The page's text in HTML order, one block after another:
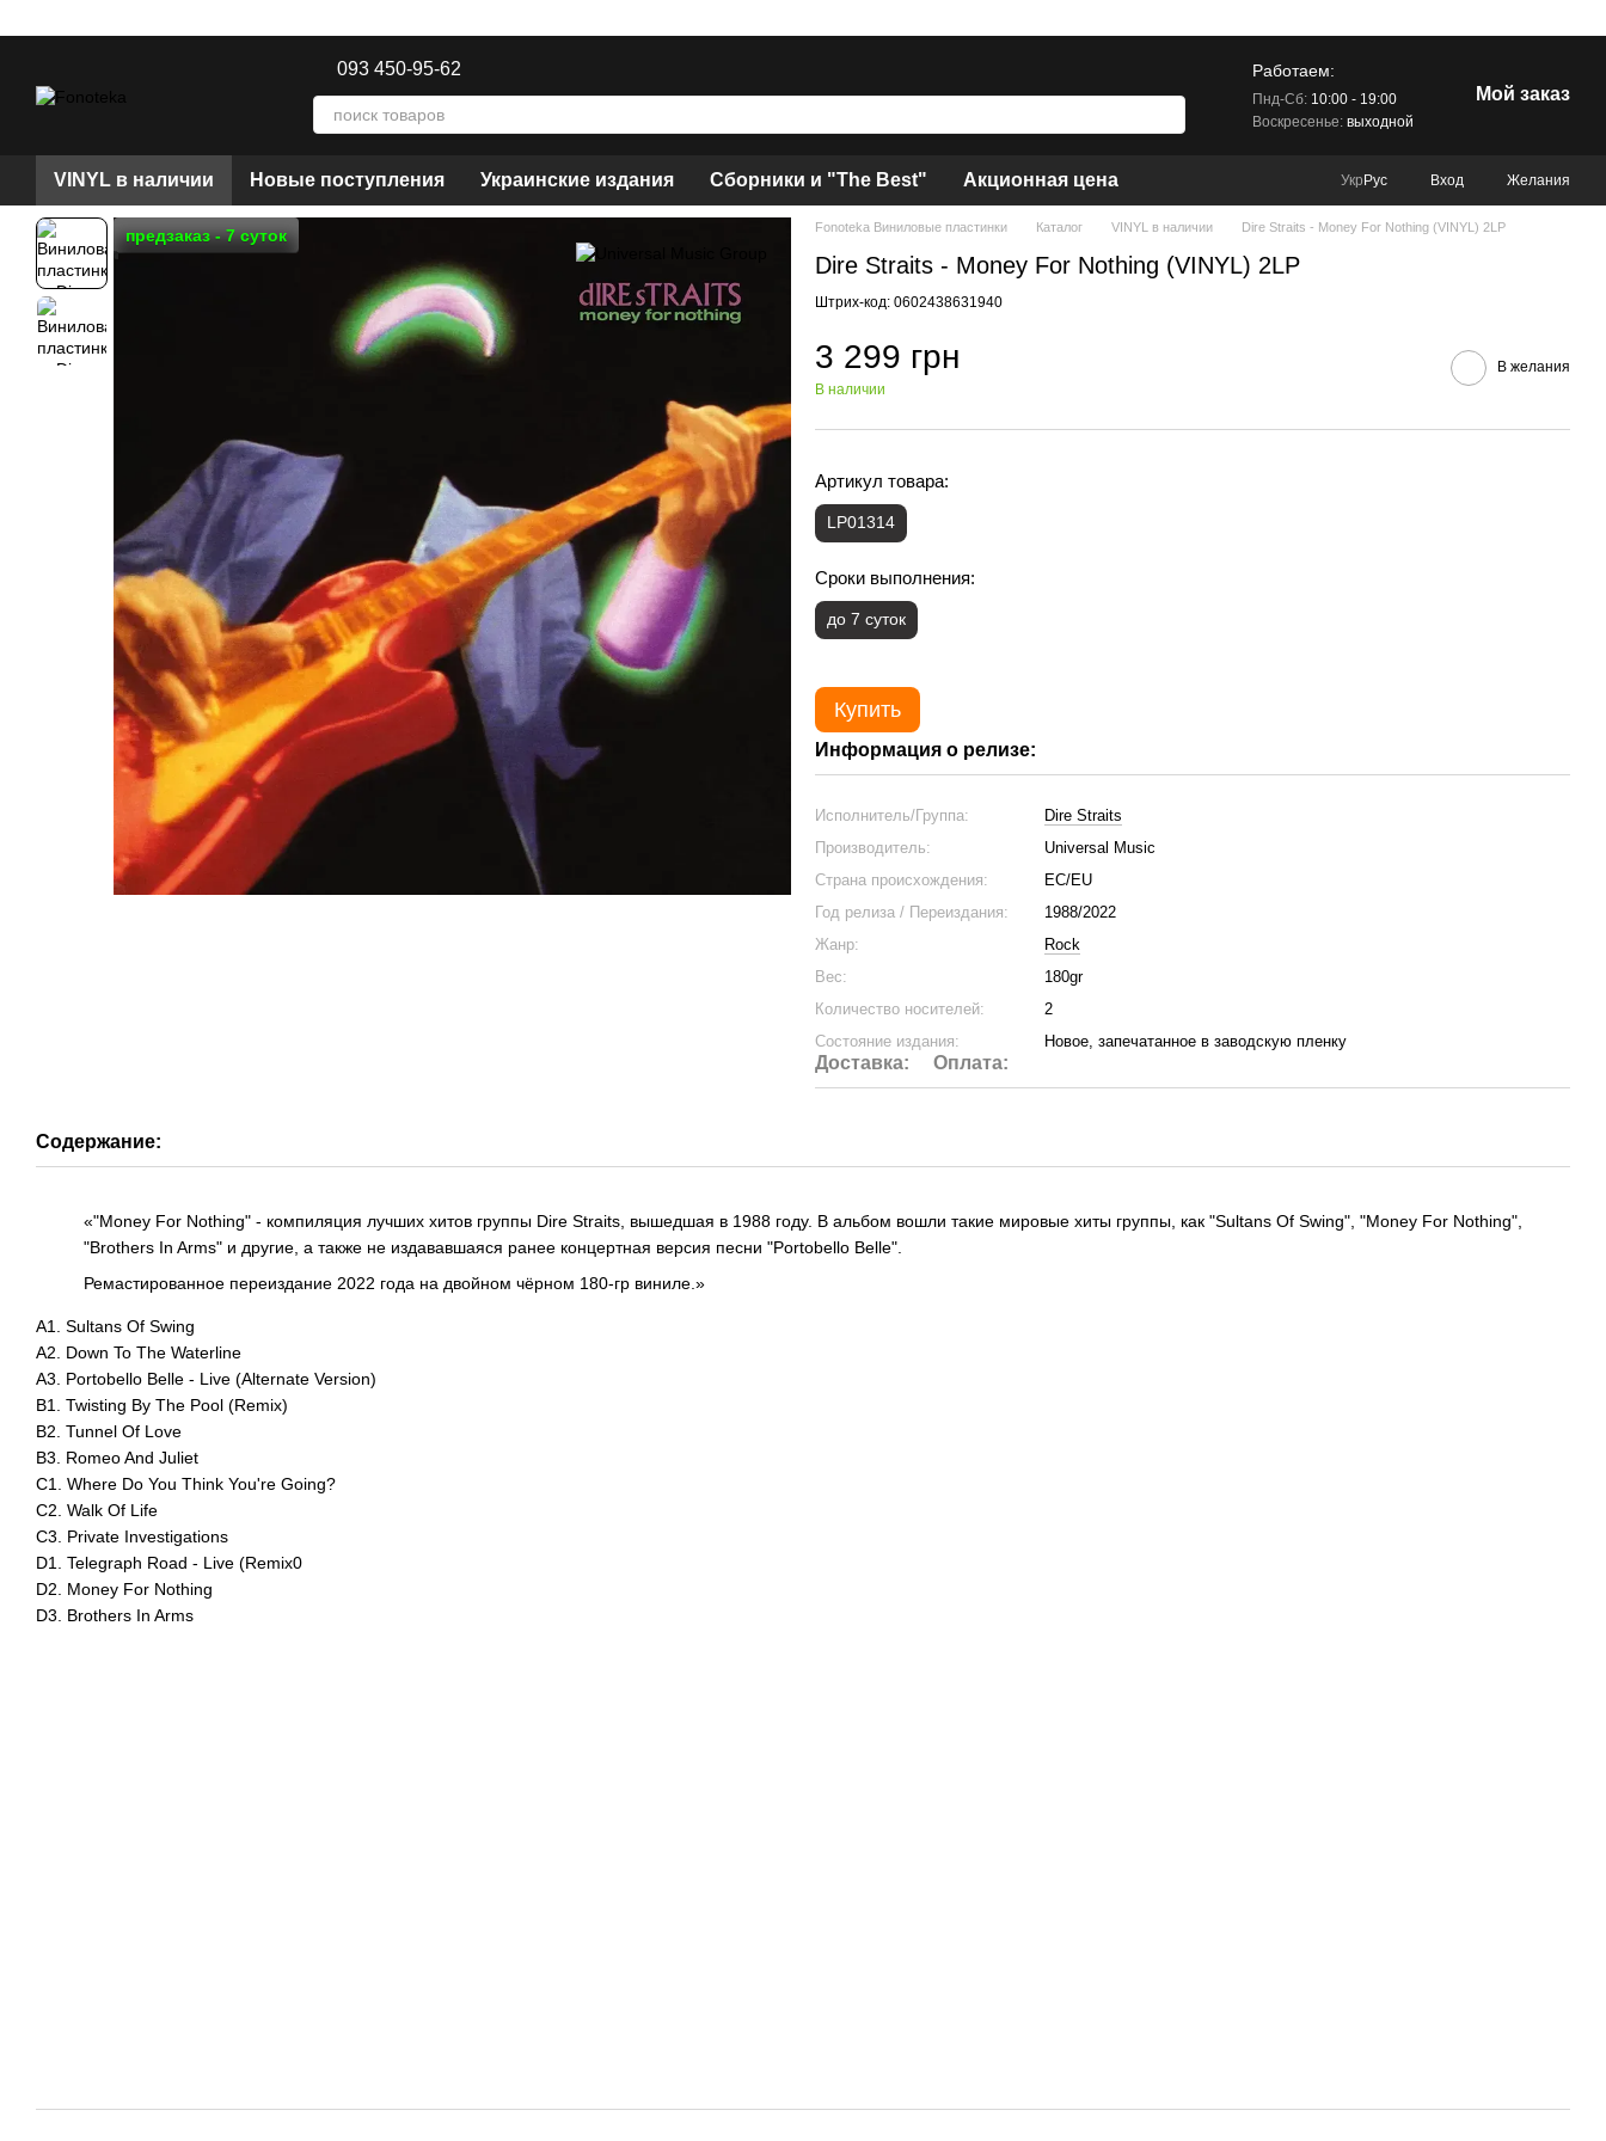
093 450-95-62 Работаем:
Пнд-Сб:10:00 - 19:00
Воскресенье:выходной
Мой заказ
VINYL в наличии Новые поступления Украинские издания Сборники и "The Best" Акционная цена Укр Рус Вход Желания
предзаказ - 7 суток Fonoteka Виниловые пластинки Каталог VINYL в наличии Dire Straits - Money For Nothing (VINYL) 2LP
Dire Straits - Money For Nothing (VINYL) 2LP
Штрих-код: 0602438631940
3 299 грн
В наличии
В желания
Артикул товара:
LP01314
Сроки выполнения:
до 7 суток
Купить
Информация о релизе:
Исполнитель/Группа:
Dire Straits
Производитель:
Universal Music
Страна происхождения:
ЕС/EU
Год релиза / Переиздания:
1988/2022
Жанр:
Rock
Вес:
180gr
Количество носителей:
2
Состояние издания:
Новое, запечатанное в заводскую пленку
Доставка: Оплата:
Содержание:
«"Money For Nothing" - компиляция лучших хитов группы Dire Straits, вышедшая в 1988 году. В альбом вошли такие мировые хиты группы, как "Sultans Of Swing", "Money For Nothing",
"Brothers In Arms" и другие, а также не издававшаяся ранее концертная версия песни "Portobello Belle".
Ремастированное переиздание 2022 года на двойном чёрном 180-гр виниле.»
A1. Sultans Of Swing
A2. Down To The Waterline
A3. Portobello Belle - Live (Alternate Version)
B1. Twisting By The Pool (Remix)
B2. Tunnel Of Love
B3. Romeo And Juliet
C1. Where Do You Think You're Going?
C2. Walk Of Life
C3. Private Investigations
D1. Telegraph Road - Live (Remix0
D2. Money For Nothing
D3. Brothers In Arms